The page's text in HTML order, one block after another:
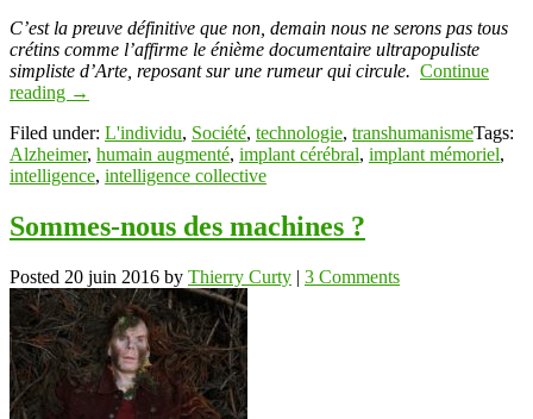
C’est la preuve définitive que non, demain nous ne serons pas tous
crétins comme l’affirme le énième documentaire ultrapopuliste
simpliste d’Arte, reposant sur une rumeur qui circule. Continue
reading →
Filed under: L'individu, Société, technologie, transhumanismeTags:
Alzheimer, humain augmenté, implant cérébral, implant mémoriel,
intelligence, intelligence collective
Sommes-nous des machines ?
Posted 20 juin 2016 by Thierry Curty | 3 Comments